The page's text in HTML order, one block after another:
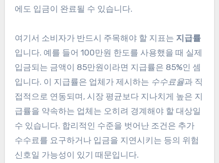
에도 입금이 완료될 수 있습니다.
여기서 소비자가 반드시 주목해야 할 지표는 지급률
입니다. 예를 들어 100만원 한도를 사용했을 때 실제
입금되는 금액이 85만원이라면 지급률은 85%인 셈
입니다. 이 지급률은 업체가 제시하는 수수료율과 직
접적으로 연동되며, 시장 평균보다 지나치게 높은 지
급률을 약속하는 업체는 오히려 경계해야 할 대상일
수 있습니다. 합리적인 수준을 벗어난 조건은 추가
수수료를 요구하거나 입금을 지연시키는 등의 위험
신호일 가능성이 있기 때문입니다.